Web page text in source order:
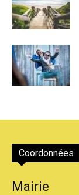
Coordonnées
Mairie